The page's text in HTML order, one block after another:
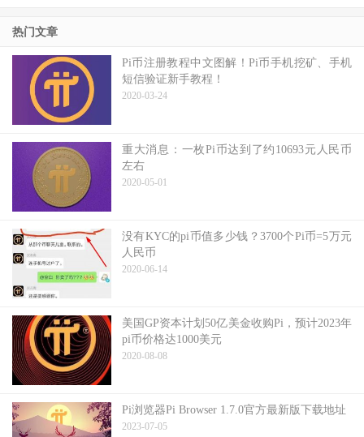
热门文章
Pi币注册教程中文图解！Pi币手机挖矿、手机
短信验证新手教程！
2020-03-24
重大消息：一枚Pi币达到了约10693元人民币
左右
2020-05-01
没有KYC的pi币值多少钱？3700个Pi币=5万元
人民币
2020-06-14
美国GP资本计划50亿美金收购Pi，预计2023年
pi币价格达1000美元
2020-08-08
Pi浏览器Pi Browser 1.7.0官方最新版下载地址
2023-07-05